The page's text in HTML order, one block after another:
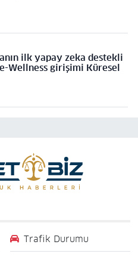
ilk yapay zeka destekli
Wellness girişimi Küresel
Trafik Durumu